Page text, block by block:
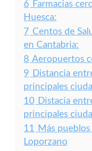
6 Farmacias
Huesca:
7 Centos de
en Cantabria:
8 Aeropuertos
9 Distancia
principales
10 Distacia
principales
11 Más
Loporzano